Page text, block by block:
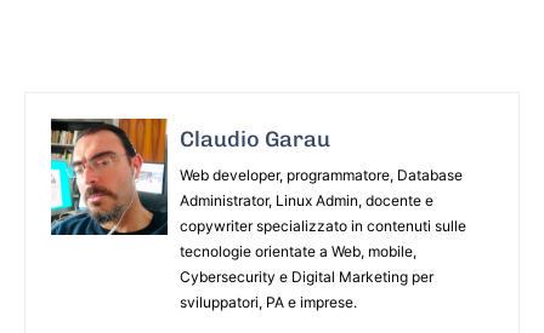
Claudio Garau
Web developer, programmatore, Database
Administrator, Linux Admin, docente e
copywriter specializzato in contenuti sulle
tecnologie orientate a Web, mobile,
Cybersecurity e Digital Marketing per
sviluppatori, PA e imprese.